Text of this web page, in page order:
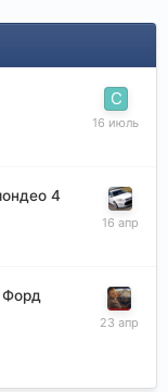
4
Форд